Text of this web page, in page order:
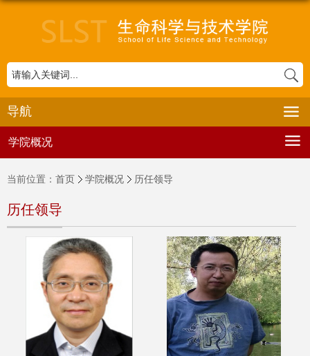
导航
学院概况
当前位置： 首页 学院概况 历任领导
历任领导